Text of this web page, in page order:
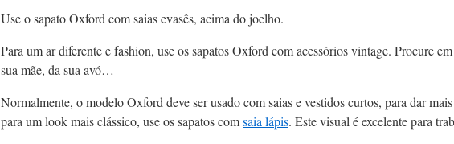
Use o sapato Oxford com saias evasês, acima do joelho.
Para um ar diferente e fashion, use os sapatos Oxford com acessórios vintage. Procure
sua mãe, da sua avó…
Normalmente, o modelo Oxford deve ser usado com saias e vestidos curtos, para dar
para um look mais clássico, use os sapatos comsaia lápis. Este visual é excelente para